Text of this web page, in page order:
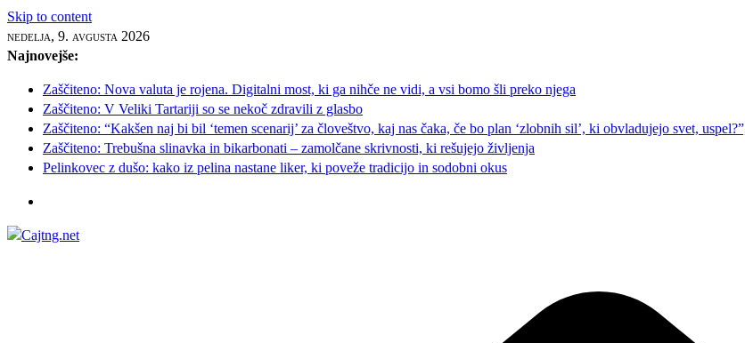
Skip to content
nedelja, 9. avgusta 2026
Najnovejše:
Zaščiteno: Nova valuta je rojena. Digitalni most, ki ga nihče ne vidi, a vsi bomo šli preko njega
Zaščiteno: V Veliki Tartariji so se nekoč zdravili z glasbo
Zaščiteno: “Kakšen naj bi bil ‘temen scenarij’ za človeštvo, kaj nas čaka, če bo plan ‘zlobnih sil’, ki obvladujejo svet,
Zaščiteno: Trebušna slinavka in bikarbonati – zamolčane skrivnosti, ki rešujejo življenja
Pelinkovec z dušo: kako iz pelina nastane liker, ki poveže tradicijo in sodobni okus